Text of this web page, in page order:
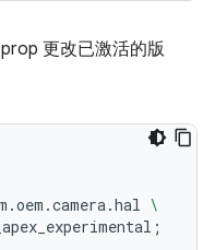
更改已激活的版
\
;